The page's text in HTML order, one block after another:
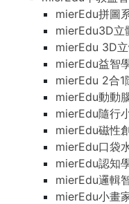
mierEdu拼圖
mierEdu3D立
mierEdu 3D
mierEdu益智
mierEdu 2合1
mierEdu動動
mierEdu隨行
mierEdu磁性
mierEdu口袋
mierEdu認知
mierEdu邏輯
mierEdu小畫